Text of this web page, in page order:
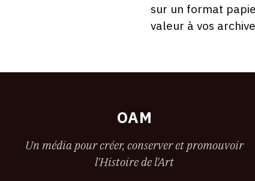
sur un format
valeur à vos
OAM
Un média pour créer, conserver et promouvoir
l'Histoire de l'Art